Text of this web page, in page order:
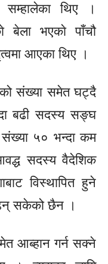
सम्हालेका थिए ।
बेला भएकाे पाँचौ
आएका थिए ।
संख्या समेत घट्दै
बढी सदस्य सङ्घ
५० भन्दा कम
सदस्य वैदेशिक
विस्थापित हुने
सकेको छैन ।
आब्हान गर्न सक्ने